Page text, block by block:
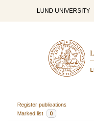
LUND UNIVERSITY
Register publications
Marked list
0